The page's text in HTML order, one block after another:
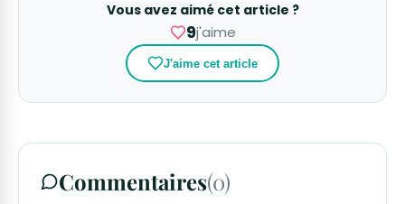
Vous avez aimé cet article ?
9j'aime
J'aime cet article
Commentaires(0)